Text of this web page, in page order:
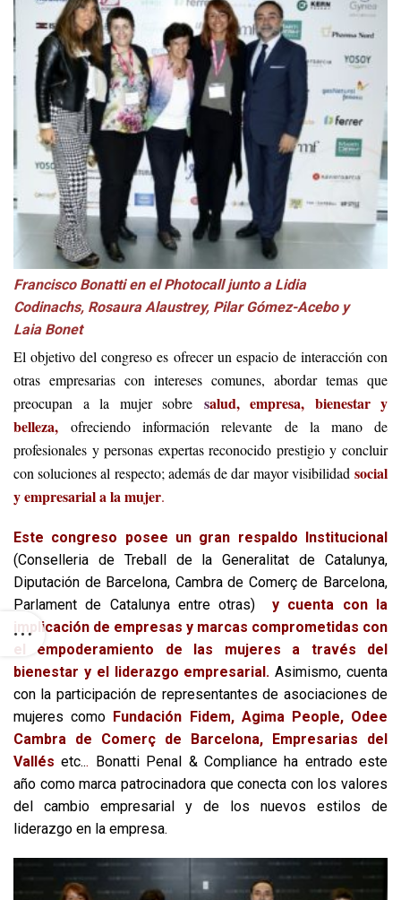
Francisco Bonatti en el Photocall junto a Lidia
Codinachs, Rosaura Alaustrey, Pilar Gómez-Acebo y
Laia Bonet
El objetivo del congreso es ofrecer un espacio de interacción con
otras empresarias con intereses comunes, abordar temas que
preocupan a la mujer sobre
salud, empresa, bienestar y
belleza,
ofreciendo información relevante de la mano de
profesionales y personas expertas reconocido prestigio y concluir
con soluciones al respecto; además de dar mayor visibilidad social
y empresarial a la mujer.
Este congreso posee un gran respaldo Institucional
(Conselleria de Treball de la Generalitat de Catalunya,
Diputación de Barcelona, Cambra de Comerç de Barcelona,
Parlament de Catalunya entre otras) y cuenta con la
implicación de empresas y marcas comprometidas con
el empoderamiento de las mujeres a través del
bienestar y el liderazgo empresarial.Asimismo, cuenta
con la participación de representantes de asociaciones de
mujeres como Fundación Fidem, Agima People, Odee
Cambra de Comerç de Barcelona, Empresarias del
Vallés etc...
Bonatti Penal & Compliance ha entrado este
año como marca patrocinadora que conecta con los valores
del cambio empresarial y de los nuevos estilos de
liderazgo en la empresa.